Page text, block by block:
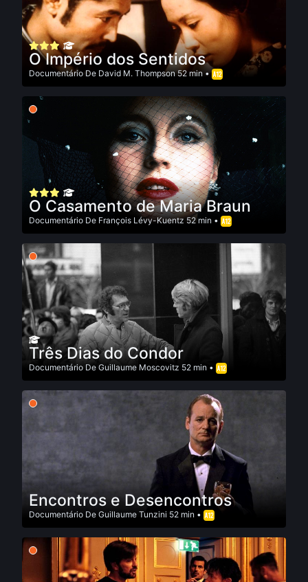
O Império dos Sentidos
Documentário De David M. Thompson52 min •
O Casamento de Maria Braun
Documentário De François Lévy-Kuentz52 min •
Três Dias do Condor
Documentário De Guillaume Moscovitz 52 min •
Encontros e Desencontros
Documentário De Guillaume Tunzini 52 min •